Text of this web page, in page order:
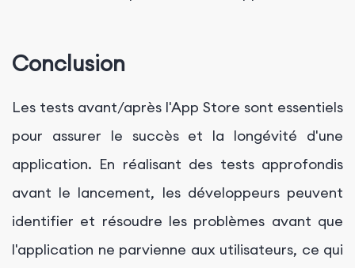
Conclusion
Les tests avant/après l'App Store sont essentiels
pour assurer le succès et la longévité d'une
application. En réalisant des tests approfondis
avant le lancement, les développeurs peuvent
identifier et résoudre les problèmes avant que
l'application ne parvienne aux utilisateurs, ce qui